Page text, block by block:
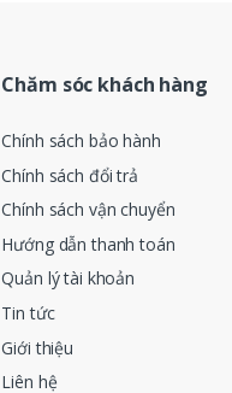
Chăm sóc khách hàng
Chính sách bảo hành
Chính sách đổi trả
Chính sách vận chuyển
Hướng dẫn thanh toán
Quản lý tài khoản
Tin tức
Giới thiệu
Liên hệ